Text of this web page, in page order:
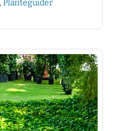
,Planteguider